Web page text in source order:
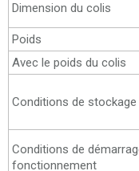
Dimension du colis
Poids
Avec le poids du colis
Conditions de stockage
Conditions de
fonctionnement